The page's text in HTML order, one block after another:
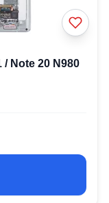
/ Note 20 N980